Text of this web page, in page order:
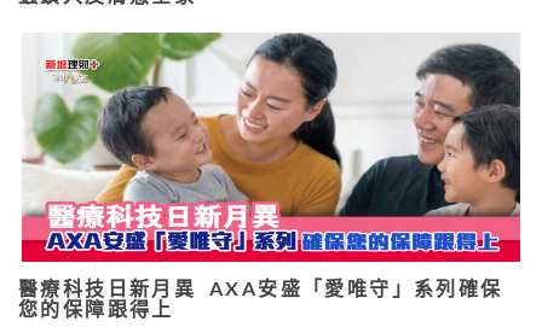
醫療科技日新月異 AXA安盛「愛唯守」系列確保
您的保障跟得上